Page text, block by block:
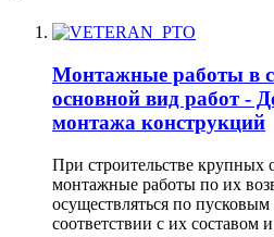
Монтажные работы в
основной вид работ -
монтажа конструкций
При строительстве крупных
монтажные работы по их
осуществляться по
соответствии с их составом